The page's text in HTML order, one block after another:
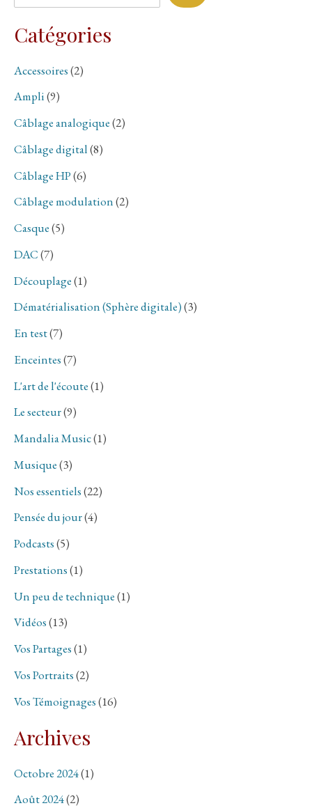
Catégories
Accessoires(2)
Ampli(9)
Câblage analogique(2)
Câblage digital(8)
Câblage HP(6)
Câblage modulation(2)
Casque(5)
DAC(7)
Découplage(1)
Dématérialisation (Sphère digitale)(3)
En test(7)
Enceintes(7)
L'art de l'écoute(1)
Le secteur(9)
Mandalia Music(1)
Musique(3)
Nos essentiels(22)
Pensée du jour(4)
Podcasts(5)
Prestations(1)
Un peu de technique(1)
Vidéos(13)
Vos Partages(1)
Vos Portraits(2)
Vos Témoignages(16)
Archives
Octobre 2024(1)
Août 2024(2)